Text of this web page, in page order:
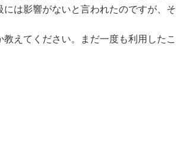
は影響がないと言われたのですが、そ
えてください。まだ一度も利用したこ